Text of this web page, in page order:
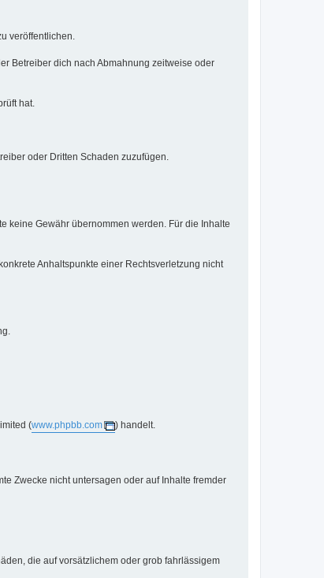
veröffentlichen.
Betreiber dich nach Abmahnung zeitweise oder
hat.
oder Dritten Schaden zuzufügen.
keine Gewähr übernommen werden. Für die Inhalte
Anhaltspunkte einer Rechtsverletzung nicht
(www.phpbb.com ) handelt.
Zwecke nicht untersagen oder auf Inhalte fremder
die auf vorsätzlichem oder grob fahrlässigem